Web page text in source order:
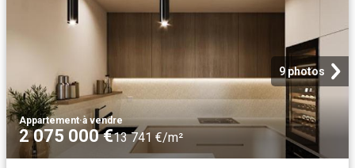
9 photos
Appartement·à vendre
2 075 000 €13 741 €/m²